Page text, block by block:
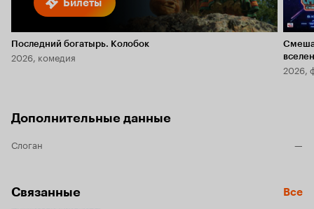
Билеты
Последний богатырь. Колобок
2026, комедия
2026,
Дополнительные данные
Слоган —
Связанные Все